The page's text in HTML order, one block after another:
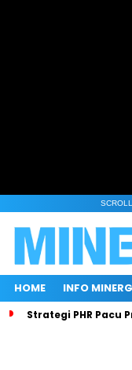
HOME INFO
Strategi PHR Pacu